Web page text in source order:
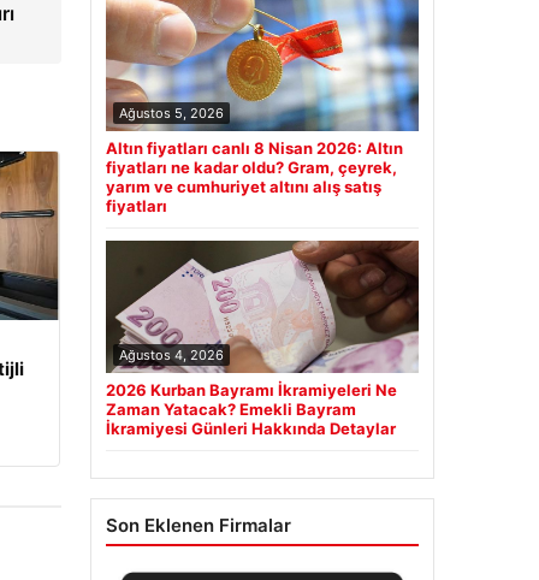
Ağustos 5, 2026
Altın fiyatları canlı 8 Nisan 2026: Altın
fiyatları ne kadar oldu? Gram, çeyrek,
yarım ve cumhuriyet altını alış satış
fiyatları
Ağustos 4, 2026
2026 Kurban Bayramı İkramiyeleri Ne
Zaman Yatacak? Emekli Bayram
İkramiyesi Günleri Hakkında Detaylar
Son Eklenen Firmalar